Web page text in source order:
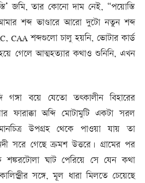
জমি, তার কোনো দাম নেই, “পয়োস্তি
শব্দ ভাণ্ডারে আরো দুটো নতুন শব্দ
CAA শব্দগুলো চালু হয়নি, ভোটার কার্ড
গেলে আত্মহত্যার কথাও শুনিনি, এখন
বয়ে যেতো তৎকালীন বিহারের
ফারাক্কা অব্দি মোটামুটি একটা সরল
উপগ্রহ থেকে পাওয়া যায় তা
সরে গেছে ক্রমশ উত্তরে। গ্রামের পর
শঙ্করটোলা ঘাট পেরিয়ে সে যেন কথা
সঙ্গে, মূল ধারা মিলতে চেয়েছে